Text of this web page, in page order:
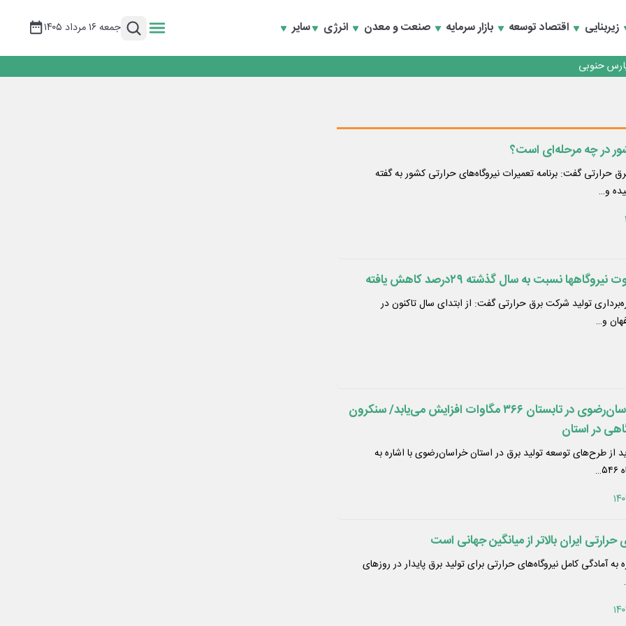
زیربنایی اقتصاد توسعه بازار سرمایه صنعت و معدن انرژی سایر جمعه ۱۶ مرداد ۱۴۰۵
منطقه یک
منطقه یک
تجارت و همگرایی منطقه‌ای
در چه مرحله‌ای است؟
حرارتی گفت: برنامه تعمیرات نیروگاه‌های حرارتی کشور به گفته
و…
تولید شرکت برق حرارتی گفت: از ابتدای سال تاکنون در
و…
ظرفیت نیروگاه‌های خراسان‌رضوی در تابستان ۳۶۶ مگاوات افزایش می‌یابد/ سنکرون
از طرح‌های توسعه تولید برق در استان خراسان‌رضوی با اشاره به
حرارتی ایران بالاتر از میانگین جهانی است
به آمادگی کامل نیروگاه‌های حرارتی برای تولید برق پایدار در روزهای